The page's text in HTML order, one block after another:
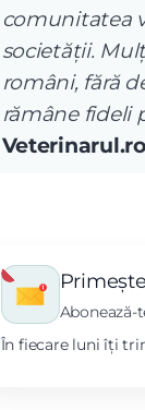
comunitatea
societății.
români, fără
rămâne fideli
Abonează-
În fiecare luni îți